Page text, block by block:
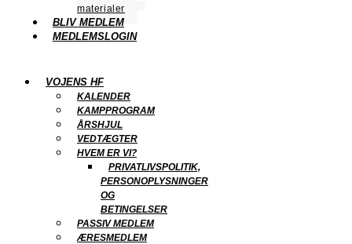
materialer
BLIV MEDLEM
MEDLEMSLOGIN
VOJENS HF
KALENDER
KAMPPROGRAM
ÅRSHJUL
VEDTÆGTER
HVEM ER VI?
PRIVATLIVSPOLITIK,
PERSONOPLYSNINGER
OG
BETINGELSER
PASSIV MEDLEM
ÆRESMEDLEM